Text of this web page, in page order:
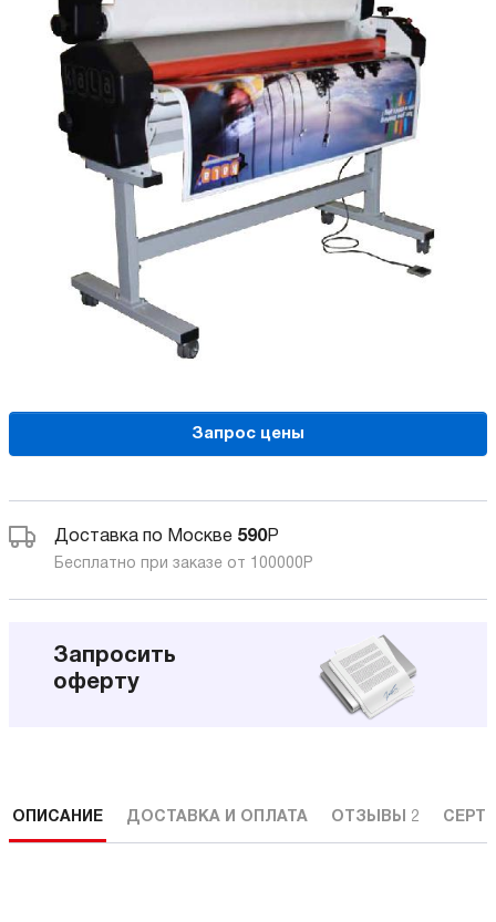
Запрос цены
Доставка по Москве 590Р
Бесплатно при заказе от 100000 Р
Запросить
оферту
ОПИСАНИЕ ДОСТАВКА И ОПЛАТА ОТЗЫВЫ 2